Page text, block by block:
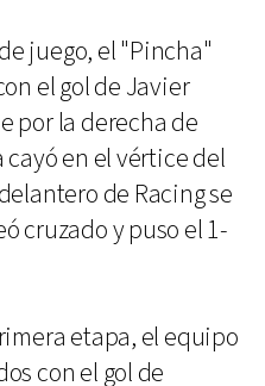
juego, el "Pincha"
el gol de Javier
por la derecha de
en el vértice del
de Racing se
cruzado y puso el 1-
etapa, el equipo
con el gol de